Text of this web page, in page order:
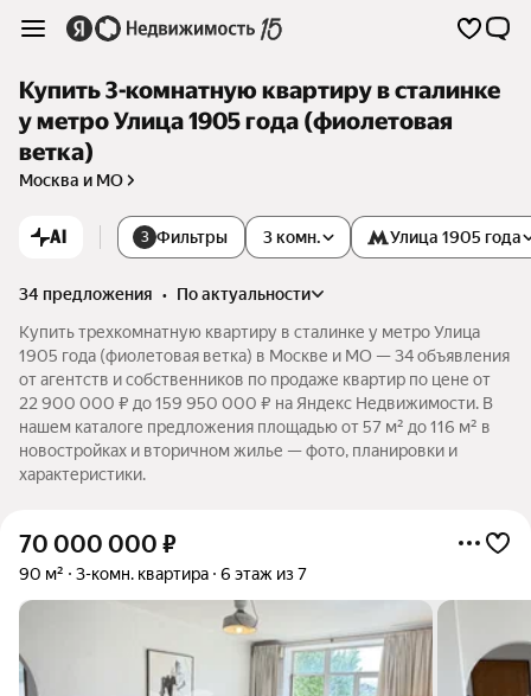
Купить 3-комнатную квартиру в сталинке
у метро Улица 1905 года (фиолетовая
ветка)
Москва и МО
AI 3 Фильтры 3 комн. Улица 1905 года
34 предложения •
по актуальности
Купить трехкомнатную квартиру в сталинке у метро Улица
1905 года (фиолетовая ветка) в Москве и МО — 34 объявления
от агентств и собственников по продаже квартир по цене от
22 900 000 ₽ до 159 950 000 ₽ на Яндекс Недвижимости. В
нашем каталоге предложения площадью от 57 м² до 116 м² в
новостройках и вторичном жилье — фото, планировки и
характеристики.
70 000 000 ₽
90 м² 3-комн. квартира 6 этаж из 7